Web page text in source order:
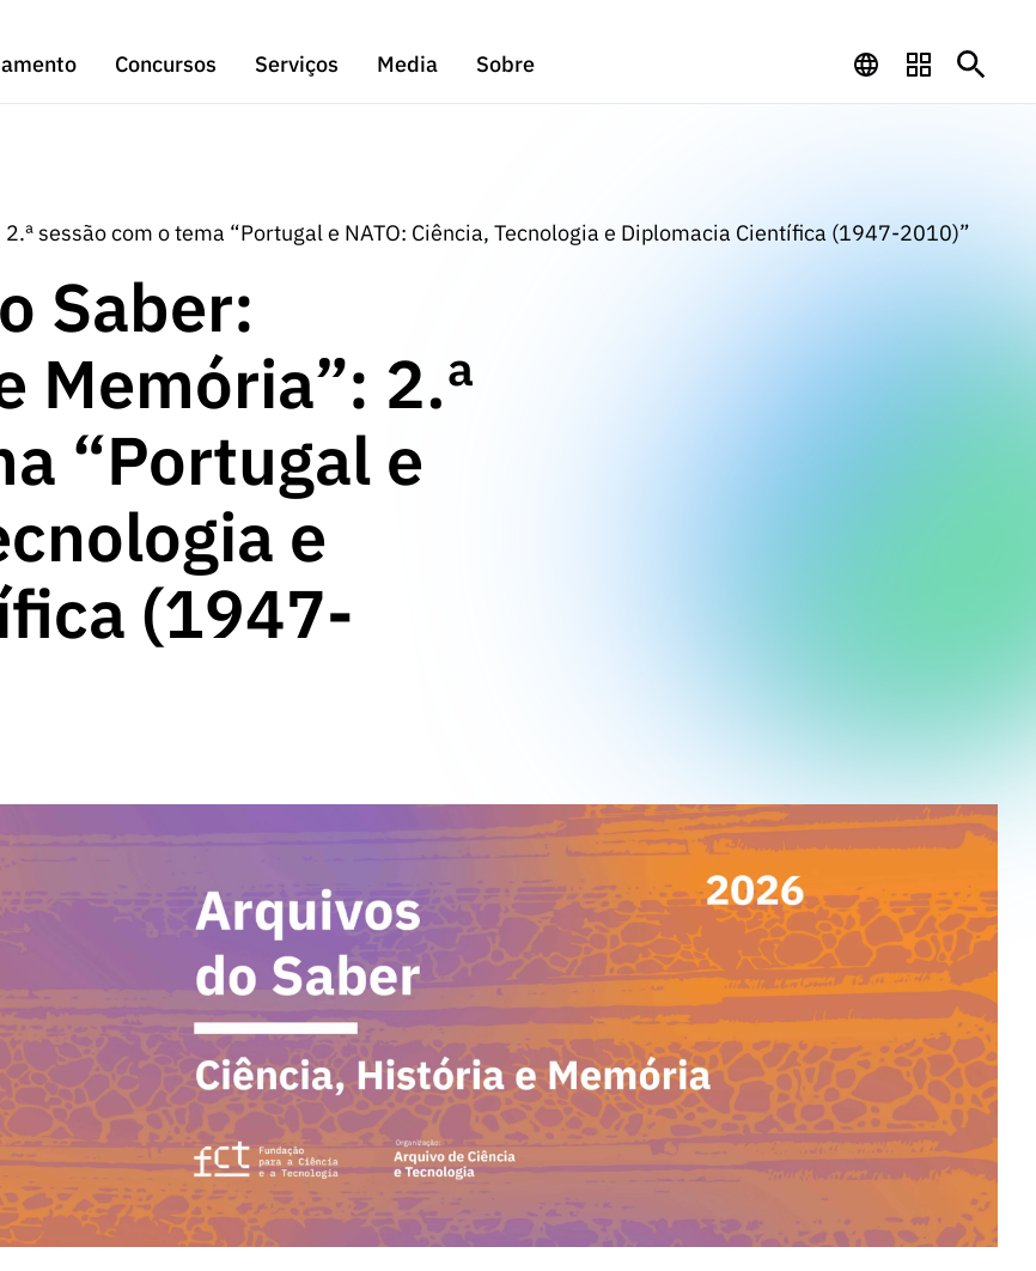
Concursos Serviços Media Sobre
sessão com o tema “Portugal e NATO: Ciência, Tecnologia e Diplomacia Científica (1947-2010)”
Saber:
Memória”: 2.ª
“Portugal e
e
(1947-